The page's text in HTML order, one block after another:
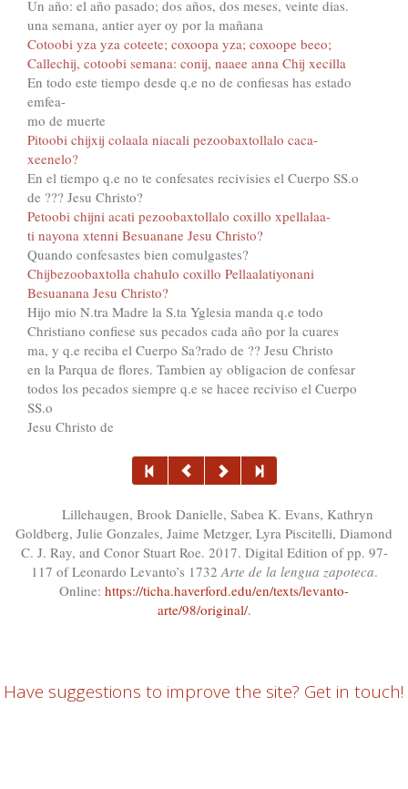
Un año: el año pasado; dos años, dos meses, veinte dias.
una semana, antier ayer oy por la mañana
Cotoobi yza yza coteete; coxoopa yza; coxoope beeo;
Callechij, cotoobi semana: conij, naaee anna Chij xecilla
En todo este tiempo desde q.e no de confiesas has estado
emfea-
mo de muerte
Pitoobi chijxij colaala niacali pezoobaxtollalo caca-
xeenelo?
En el tiempo q.e no te confesates recivisies el Cuerpo SS.o
de ??? Jesu Christo?
Petoobi chijni acati pezoobaxtollalo coxillo xpellalaa-
ti nayona xtenni Besuanane Jesu Christo?
Quando confesastes bien comulgastes?
Chijbezoobaxtolla chahulo coxillo Pellaalatiyonani
Besuanana Jesu Christo?
Hijo mio N.tra Madre la S.ta Yglesia manda q.e todo
Christiano confiese sus pecados cada año por la cuares
ma, y q.e reciba el Cuerpo Sa?rado de ?? Jesu Christo
en la Parqua de flores. Tambien ay obligacion de confesar
todos los pecados siempre q.e se hacee reciviso el Cuerpo
SS.o
Jesu Christo de
Lillehaugen, Brook Danielle, Sabea K. Evans, Kathryn
Goldberg, Julie Gonzales, Jaime Metzger, Lyra Piscitelli, Diamond
C. J. Ray, and Conor Stuart Roe. 2017. Digital Edition of pp. 97-
117 of Leonardo Levanto’s 1732 Arte de la lengua zapoteca.
Online: https://ticha.haverford.edu/en/texts/levanto-
arte/98/original/.
Have suggestions to improve the site? Get in touch!